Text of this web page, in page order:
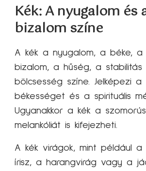
Kék: A nyugalom és
bizalom színe
A kék a nyugalom, a béke, a
bizalom, a hűség, a
bölcsesség színe. Jelképezi a
békességet és a spirituális
Ugyanakkor a kék a
melankóliát is kifejezheti.
A kék virágok, mint például a
írisz, a harangvirág vagy a